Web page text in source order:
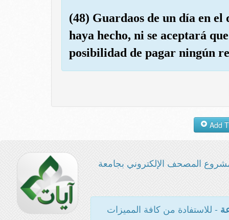
(48) Guardaos de un día en
haya hecho, ni se aceptará
posibilidad de pagar ningún
المصحف الإلكتروني بجامعة
- للاستفادة من كافة المميزات